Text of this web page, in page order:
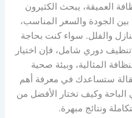
العميقة، يبحث الكثيرون
الجودة والسعر المناسب،
والفلل. سواء كنت بحاجة
تنظيف دوري شامل، فإن اختيار
المثالية، وبيئة صحية
ستساعدك في معرفة أهم
وكيف تختار الأفضل من
ونتائج مبهرة.